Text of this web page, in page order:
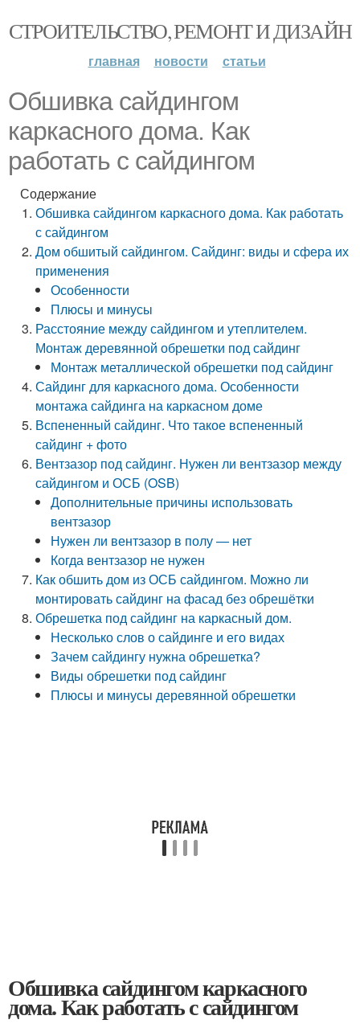
СТРОИТЕЛЬСТВО, РЕМОНТ И ДИЗАЙН
главная новости статьи
Обшивка сайдингом
каркасного дома. Как
работать с сайдингом
Содержание
Обшивка сайдингом каркасного дома. Как работать
с сайдингом
Дом обшитый сайдингом. Сайдинг: виды и сфера их
применения
Особенности
Плюсы и минусы
Расстояние между сайдингом и утеплителем.
Монтаж деревянной обрешетки под сайдинг
Монтаж металлической обрешетки под сайдинг
Сайдинг для каркасного дома. Особенности
монтажа сайдинга на каркасном доме
Вспененный сайдинг. Что такое вспененный
сайдинг + фото
Вентзазор под сайдинг. Нужен ли вентзазор между
сайдингом и ОСБ (OSB)
Дополнительные причины использовать
вентзазор
Нужен ли вентзазор в полу — нет
Когда вентзазор не нужен
Как обшить дом из ОСБ сайдингом. Можно ли
монтировать сайдинг на фасад без обрешётки
Обрешетка под сайдинг на каркасный дом.
Несколько слов о сайдинге и его видах
Зачем сайдингу нужна обрешетка?
Виды обрешетки под сайдинг
Плюсы и минусы деревянной обрешетки
Обшивка сайдингом каркасного
дома. Как работать с сайдингом